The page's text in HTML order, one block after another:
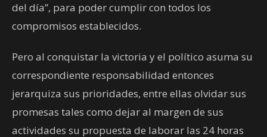
del día”, para poder cumplir con todos los
compromisos establecidos.
Pero al conquistar la victoria y el político asuma su
correspondiente responsabilidad entonces
jerarquiza sus prioridades, entre ellas olvidar sus
promesas tales como dejar al margen de sus
actividades su propuesta de laborar las 24 horas